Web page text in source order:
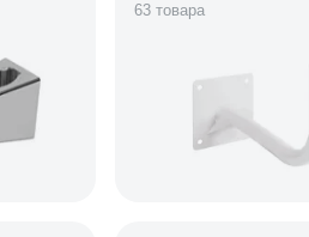
63 товара